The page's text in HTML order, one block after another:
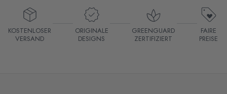
KOSTENLOSER
VERSAND
ORIGINALE
DESIGNS
GREENGUARD
ZERTIFIZIERT
FAIRE
PREISE